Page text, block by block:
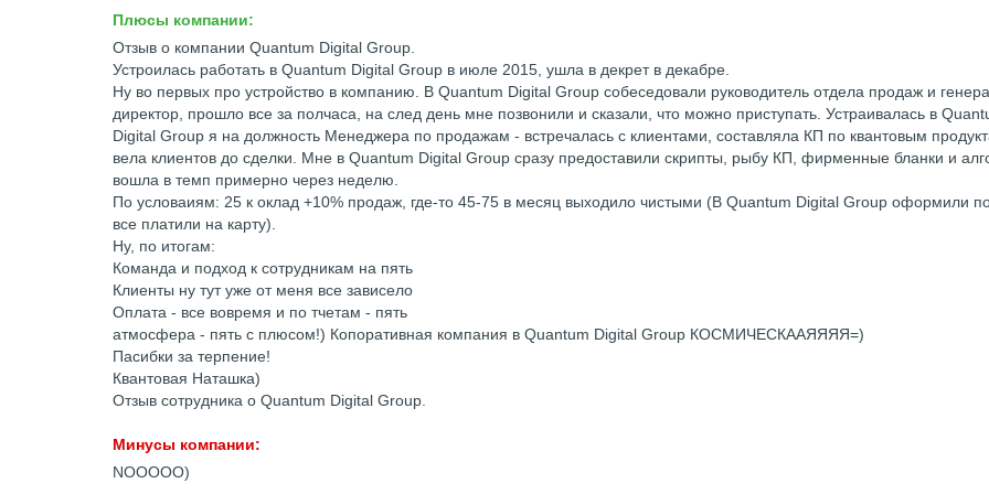
Плюсы компании:
Отзыв о компании Quantum Digital Group.
Устроилась работать в Quantum Digital Group в июле 2015, ушла в декрет в декабре.
Ну во первых про устройство в компанию. В Quantum Digital Group собеседовали руководитель отдела продаж и
директор, прошло все за полчаса, на след день мне позвонили и сказали, что можно приступать. Устраивалась в
Digital Group я на должность Менеджера по продажам - встречалась с клиентами, составляла КП по квантовым
вела клиентов до сделки. Мне в Quantum Digital Group сразу предоставили скрипты, рыбу КП, фирменные бланки и
вошла в темп примерно через неделю.
По условаиям: 25 к оклад +10% продаж, где-то 45-75 в месяц выходило чистыми (В Quantum Digital Group оформили
все платили на карту).
Ну, по итогам:
Команда и подход к сотрудникам на пять
Клиенты ну тут уже от меня все зависело
Оплата - все вовремя и по тчетам - пять
атмосфера - пять с плюсом!) Копоративная компания в Quantum Digital Group КОСМИЧЕСКААЯЯЯЯ=)
Пасибки за терпение!
Квантовая Наташка)
Отзыв сотрудника о Quantum Digital Group.
Минусы компании:
NOOOOO)